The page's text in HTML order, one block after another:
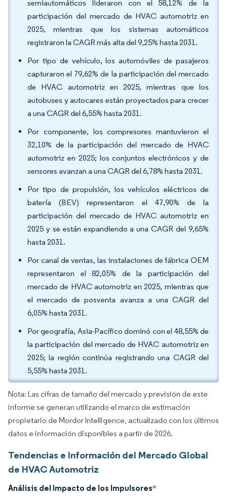
semiautomáticos lideraron con el 58,12% de la
participación del mercado de HVAC automotriz en
2025, mientras que los sistemas automáticos
registraron la CAGR más alta del 9,25% hasta 2031.
Por tipo de vehículo, los automóviles de pasajeros
capturaron el 79,62% de la participación del mercado
de HVAC automotriz en 2025, mientras que los
autobuses y autocares están proyectados para crecer
a una CAGR del 6,55% hasta 2031.
Por componente, los compresores mantuvieron el
32,10% de la participación del mercado de HVAC
automotriz en 2025; los conjuntos electrónicos y de
sensores avanzan a una CAGR del 6,78% hasta 2031.
Por tipo de propulsión, los vehículos eléctricos de
batería (BEV) representaron el 47,90% de la
participación del mercado de HVAC automotriz en
2025 y se están expandiendo a una CAGR del 9,65%
hasta 2031.
Por canal de ventas, las instalaciones de fábrica OEM
representaron el 82,05% de la participación del
mercado de HVAC automotriz en 2025, mientras que
el mercado de posventa avanza a una CAGR del
6,05% hasta 2031.
Por geografía, Asia-Pacífico dominó con el 48,55% de
la participación del mercado de HVAC automotriz en
2025; la región continúa registrando una CAGR del
5,55% hasta 2031.
Nota: Las cifras de tamaño del mercado y previsión de este
informe se generan utilizando el marco de estimación
propietario de Mordor Intelligence, actualizado con los últimos
datos e información disponibles a partir de 2026.
Tendencias e Información del Mercado Global
de HVAC Automotriz
Análisis del Impacto de los Impulsores*